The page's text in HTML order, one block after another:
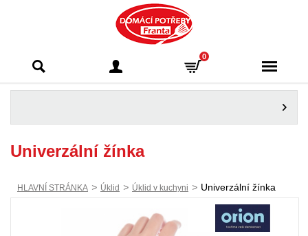
Franta - Příbram
0
Univerzální žínka
HLAVNÍ STRÁNKA > Úklid > Úklid v kuchyni > Univerzální žínka